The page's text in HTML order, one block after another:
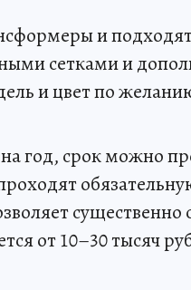
и
сетками и
и цвет по
на год, срок можно
от 10–30 тысяч